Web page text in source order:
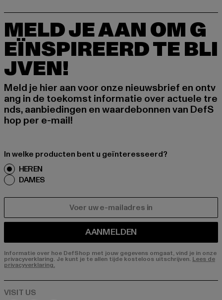
MELD JE AAN OM G
EÏNSPIREERD TE BLI
JVEN!
Meld je hier aan voor onze nieuwsbrief en ontv
ang in de toekomst informatie over actuele tre
nds, aanbiedingen en waardebonnen van DefS
hop per e-mail!
In welke producten bent u geïnteresseerd?
HEREN
DAMES
AANMELDEN
Informatie over hoe DefShop met jouw gegevens omgaat, vind je in onze
privacyverklaring. Je kunt je te allen tijde kosteloos uitschrijven. Lees de
privacyverklaring.